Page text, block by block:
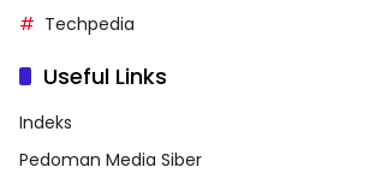
Techpedia
Useful Links
Indeks
Pedoman Media Siber